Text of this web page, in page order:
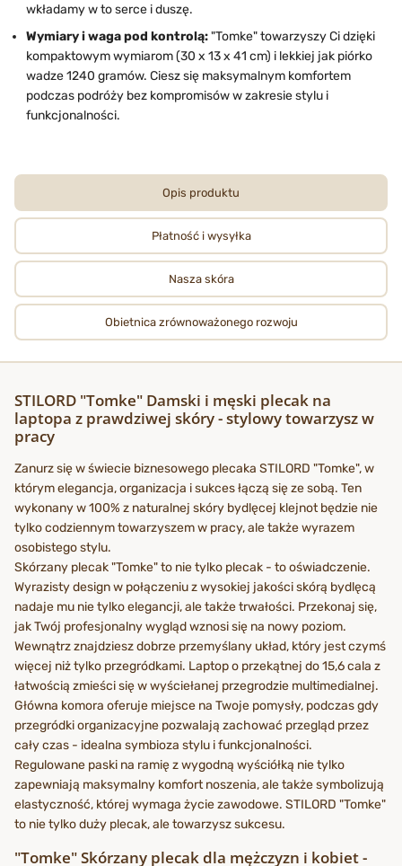
wkładamy w to serce i duszę.
Wymiary i waga pod kontrolą:"Tomke" towarzyszy Ci dzięki
kompaktowym wymiarom (30 x 13 x 41 cm) i lekkiej jak piórko
wadze 1240 gramów. Ciesz się maksymalnym komfortem
podczas podróży bez kompromisów w zakresie stylu i
funkcjonalności.
Opis produktu
Płatność i wysyłka
Nasza skóra
Obietnica zrównoważonego rozwoju
STILORD "Tomke" Damski i męski plecak na
laptopa z prawdziwej skóry - stylowy towarzysz w
pracy
Zanurz się w świecie biznesowego plecaka STILORD "Tomke", w
którym elegancja, organizacja i sukces łączą się ze sobą. Ten
wykonany w 100% z naturalnej skóry bydlęcej klejnot będzie nie
tylko codziennym towarzyszem w pracy, ale także wyrazem
osobistego stylu.
Skórzany plecak "Tomke" to nie tylko plecak - to oświadczenie.
Wyrazisty design w połączeniu z wysokiej jakości skórą bydlęcą
nadaje mu nie tylko elegancji, ale także trwałości. Przekonaj się,
jak Twój profesjonalny wygląd wznosi się na nowy poziom.
Wewnątrz znajdziesz dobrze przemyślany układ, który jest czymś
więcej niż tylko przegródkami. Laptop o przekątnej do 15,6 cala z
łatwością zmieści się w wyściełanej przegrodzie multimedialnej.
Główna komora oferuje miejsce na Twoje pomysły, podczas gdy
przegródki organizacyjne pozwalają zachować przegląd przez
cały czas - idealna symbioza stylu i funkcjonalności.
Regulowane paski na ramię z wygodną wyściółką nie tylko
zapewniają maksymalny komfort noszenia, ale także symbolizują
elastyczność, której wymaga życie zawodowe. STILORD "Tomke"
to nie tylko duży plecak, ale towarzysz sukcesu.
"Tomke" Skórzany plecak dla mężczyzn i kobiet -